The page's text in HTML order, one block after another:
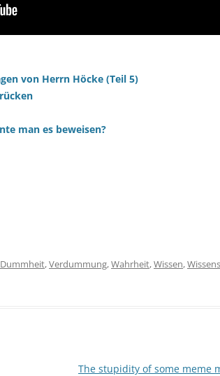
von Herrn Höcke (Teil 5)
man es beweisen?
Dummheit,Verdummung,Wahrheit,Wissen,
The stupidity of some meme